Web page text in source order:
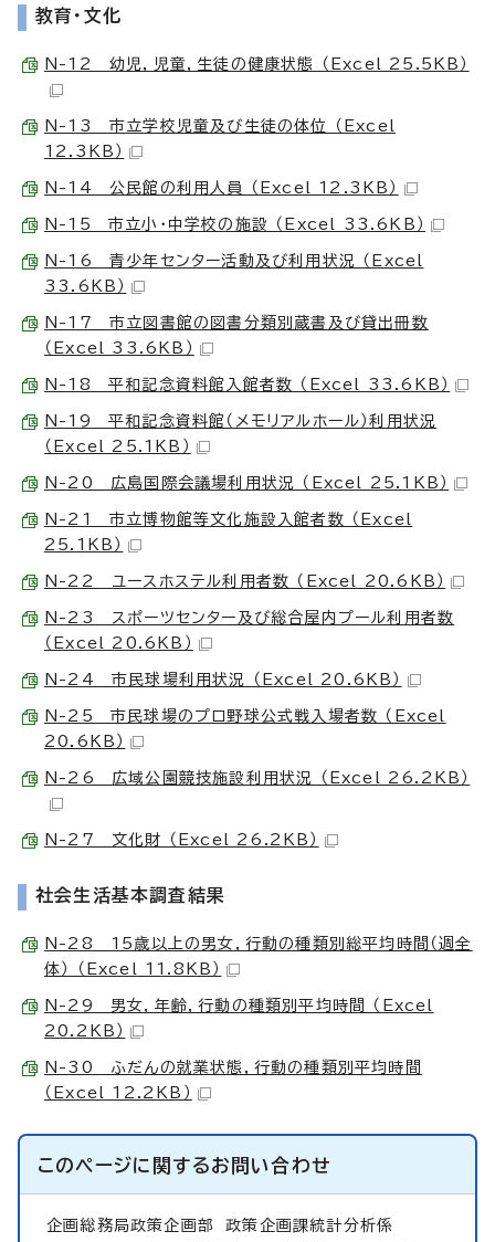
教育・文化
N-12 幼児，児童，生徒の健康状態 （Excel 25.5KB）
N-13 市立学校児童及び生徒の体位 （Excel
12.3KB）
N-14 公民館の利用人員 （Excel 12.3KB）
N-15 市立小・中学校の施設 （Excel 33.6KB）
N-16 青少年センター活動及び利用状況 （Excel
33.6KB）
N-17 市立図書館の図書分類別蔵書及び貸出冊数
（Excel 33.6KB）
N-18 平和記念資料館入館者数 （Excel 33.6KB）
N-19 平和記念資料館（メモリアルホール）利用状況
（Excel 25.1KB）
N-20 広島国際会議場利用状況 （Excel 25.1KB）
N-21 市立博物館等文化施設入館者数 （Excel
25.1KB）
N-22 ユースホステル利用者数 （Excel 20.6KB）
N-23 スポーツセンター及び総合屋内プール利用者数
（Excel 20.6KB）
N-24 市民球場利用状況 （Excel 20.6KB）
N-25 市民球場のプロ野球公式戦入場者数 （Excel
20.6KB）
N-26 広域公園競技施設利用状況 （Excel 26.2KB）
N-27 文化財 （Excel 26.2KB）
社会生活基本調査結果
N-28 15歳以上の男女，行動の種類別総平均時間（週全
体） （Excel 11.8KB）
N-29 男女，年齢，行動の種類別平均時間 （Excel
20.2KB）
N-30 ふだんの就業状態，行動の種類別平均時間
（Excel 12.2KB）
このページに関するお問い合わせ
企画総務局政策企画部政策企画課統計分析係